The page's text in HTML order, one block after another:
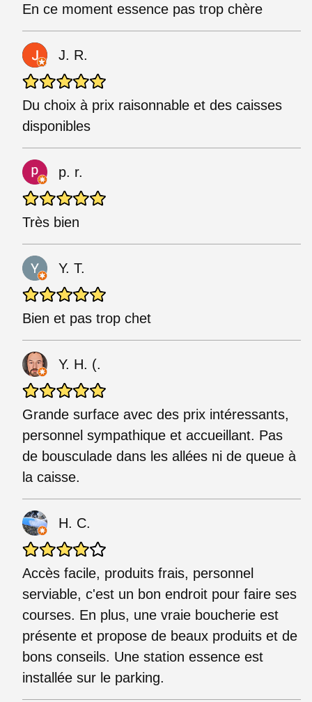
En ce moment essence pas trop chère
J. R.
Du choix à prix raisonnable et des caisses
disponibles
p. r.
Très bien
Y. T.
Bien et pas trop chet
Y. H. (.
Grande surface avec des prix intéressants,
personnel sympathique et accueillant. Pas
de bousculade dans les allées ni de queue à
la caisse.
H. C.
Accès facile, produits frais, personnel
serviable, c'est un bon endroit pour faire ses
courses. En plus, une vraie boucherie est
présente et propose de beaux produits et de
bons conseils. Une station essence est
installée sur le parking.